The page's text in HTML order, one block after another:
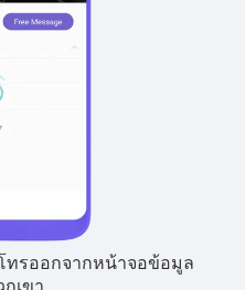
ทรออกจากหน้าจอข้อมูล
เขา